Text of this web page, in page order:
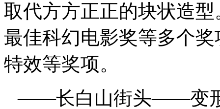
取代方方正正的块状造
最佳科幻电影奖等多个
特效等奖项。
——长白山街头——变形